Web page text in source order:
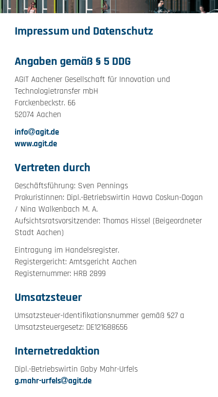
Impressum und Datenschutz
Angaben gemäß § 5 DDG
AGIT Aachener Gesellschaft für Innovation und
Technologietransfer mbH
Forckenbeckstr. 66
52074 Aachen
info
agit.de
www.agit.de
Vertreten durch
Geschäftsführung: Sven Pennings
Prokuristinnen: Dipl.-Betriebswirtin Havva Coskun-Dogan
/ Nina Walkenbach M. A.
Aufsichtsratsvorsitzender: Thomas Hissel (Beigeordneter
Stadt Aachen)
Eintragung im Handelsregister.
Registergericht: Amtsgericht Aachen
Registernummer: HRB 2899
Umsatzsteuer
Umsatzsteuer-Identifikationsnummer gemäß §27 a
Umsatzsteuergesetz: DE121688656
Internetredaktion
Dipl.-Betriebswirtin Gaby Mahr-Urfels
g.mahr-urfels
agit.de